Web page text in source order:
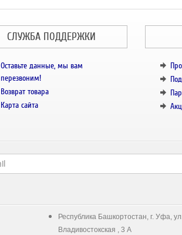
СЛУЖБА ПОДДЕРЖКИ
Оставьте данные, мы вам
перезвоним!
Возврат товара
Карта сайта
Республика Башкортостан, г. Уфа,
Владивостокская , 3 А